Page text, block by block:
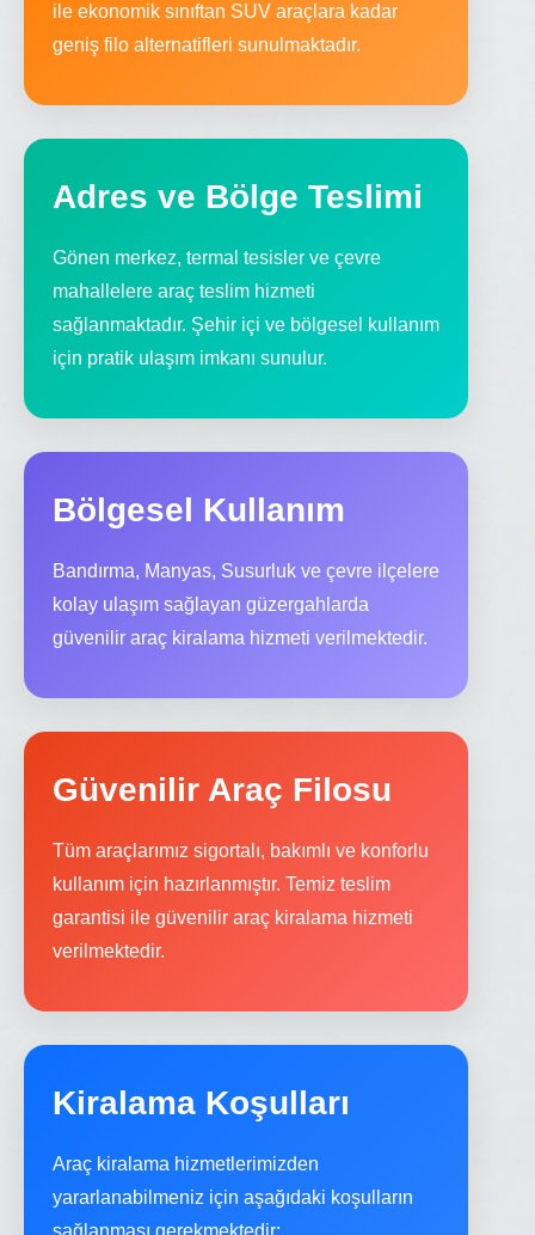
ile ekonomik sınıftan SUV araçlara kadar
geniş filo alternatifleri sunulmaktadır.
Adres ve Bölge Teslimi
Gönen merkez, termal tesisler ve çevre
mahallelere araç teslim hizmeti
sağlanmaktadır. Şehir içi ve bölgesel kullanım
için pratik ulaşım imkanı sunulur.
Bölgesel Kullanım
Bandırma, Manyas, Susurluk ve çevre ilçelere
kolay ulaşım sağlayan güzergahlarda
güvenilir araç kiralama hizmeti verilmektedir.
Güvenilir Araç Filosu
Tüm araçlarımız sigortalı, bakımlı ve konforlu
kullanım için hazırlanmıştır. Temiz teslim
garantisi ile güvenilir araç kiralama hizmeti
verilmektedir.
Kiralama Koşulları
Araç kiralama hizmetlerimizden
yararlanabilmeniz için aşağıdaki koşulların